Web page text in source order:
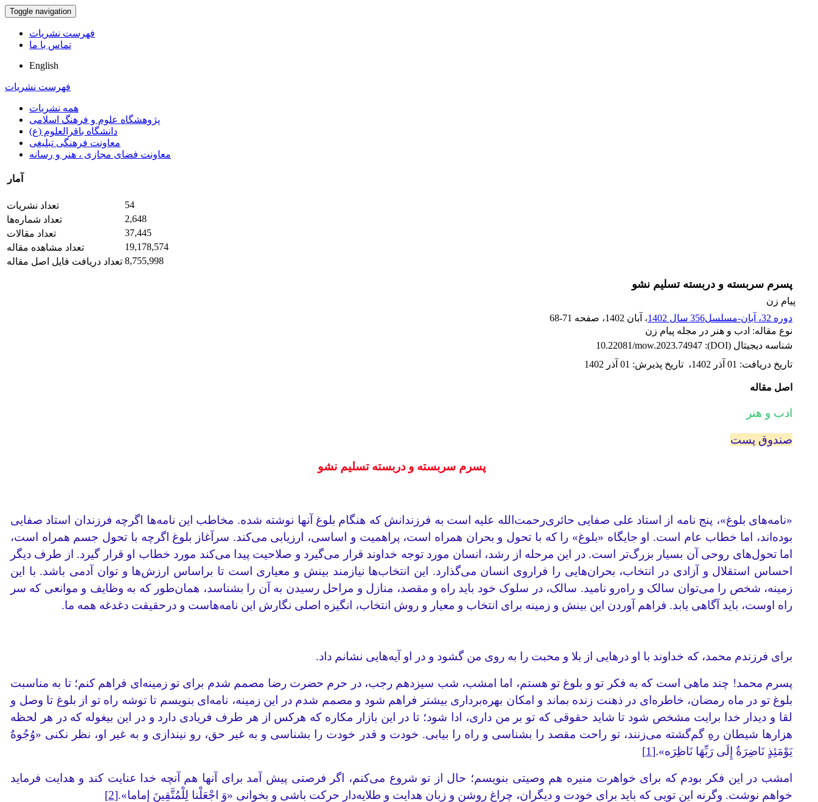
Toggle navigation
فهرست نشریات
تماس با ما
English
فهرست نشریات
همه نشریات
پژوهشگاه علوم و فرهنگ اسلامی
دانشگاه باقرالعلوم (ع)
معاونت فرهنگی تبلیغی
معاونت فضای مجازی ، هنر و رسانه
آمار
تعداد نشریات
54
تعداد شماره‌ها
2,648
تعداد مقالات
37,445
تعداد مشاهده مقاله
19,178,574
تعداد دریافت فایل اصل مقاله 8,755,998
پسرم سربسته و دربسته تسلیم نشو
پیام زن
دوره 32، آبان-مسلسل356 سال 1402
، آبان 1402 ، صفحه 68-71
نوع مقاله: ادب و هنر در مجله پیام زن
شناسه دیجیتال (DOI):
10.22081/mow.2023.74947
تاریخ دریافت: 01 آذر 1402 ، تاریخ پذیرش: 01 آذر 1402
اصل مقاله
ادب و هنر
صندوق پست
پسرم سربسته و دربسته تسلیم نشو
«نامه‌های بلوغ»، پنج نامه از استاد علی صفایی حائری‌رحمت‌الله علیه است به فرزندانش که هنگام بلوغ آنها نوشته شده. مخاطب این نامه‌ها اگرچه فرزندان استاد صفایی
بوده‌اند، اما خطاب عام است. او جایگاه «بلوغ» را که با تحول و بحران همراه است، پراهمیت و اساسی، ارزیابی می‌کند. سرآغاز بلوغ اگرچه با تحول جسم همراه است،
اما تحول‌های روحی آن بسیار بزرگ‌تر است. در این مرحله از رشد، انسان مورد توجه خداوند قرار می‌گیرد و صلاحیت پیدا می‌کند مورد خطاب او قرار گیرد. از طرف دیگر
احساس استقلال و آزادی در انتخاب، بحران‌هایی را فراروی انسان می‌گذارد. این انتخاب‌ها نیازمند بینش و معیاری است تا براساس ارزش‌ها و توان آدمی باشد. با این
زمینه‌، شخص را می‌توان سالک و راه‌رو نامید. سالک، در سلوک خود باید راه و مقصد، منازل و مراحل رسیدن به آن را بشناسد، همان‌طور که به وظایف و موانعی که سر
راه اوست، باید آگاهی یابد. فراهم آوردن این بینش و زمینه برای انتخاب و معیار و روش انتخاب، انگیزه اصلی نگارش این نامه‌هاست و درحقیقت دغدغه همه ما.
برای فرزندم محمد، که خداوند با او درهایی از بلا و محبت را به روی من گشود و در او آیه‌هایی نشانم داد.
پسرم محمد! چند ماهی است که به فکر تو و بلوغ تو هستم، اما امشب، شب سیزدهم رجب، در حرم حضرت رضا مصمم شدم برای تو زمینه‌ای فراهم کنم؛ تا به مناسبت
بلوغ تو در ماه رمضان، خاطره‌ای در ذهنت زنده بماند و امکان بهره‌برداری بیشتر فراهم شود و مصمم شدم در این زمینه، نامه‌ای بنویسم تا توشه راه تو از بلوغ تا وصل و
لقا و دیدار خدا برایت مشخص شود تا شاید حقوقی که تو بر من داری، ادا شود؛ تا در این بازار مکاره که هرکس از هر طرف فریادی دارد و در این بیغوله که در هر لحظه
هزارها شیطان رهِ گم‌گشته می‌زنند، تو راحت مقصد را بشناسی و راه را بیابی. خودت و قدر خودت را بشناسی و به غیر حق، رو نیندازی و به غیر او، نظر نکنی «وُجُوهٌ
یَوْمَئِذٍ نَاضِرَةٌ إِلَى رَبِّهَا نَاظِرَه».[1]
امشب در این فکر بودم که برای خواهرت منیره هم وصیتی بنویسم؛ حال از تو شروع می‌کنم، اگر فرصتی پیش آمد برای آنها هم آنچه خدا عنایت کند و هدایت فرماید
خواهم نوشت. وگرنه این تویی که باید برای خودت و دیگران، چراغِ روشن و زبانِ هدایت و طلایه‌دار حرکت باشی و بخوانی «وَ اجْعَلْنا لِلْمُتَّقِینَ إِماما».[2]